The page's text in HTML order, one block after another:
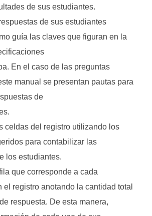
de sus estudiantes.
de sus estudiantes
guía las claves que figuran en la
En el caso de las preguntas
manual se presentan pautas para
de
celdas del registro utilizando los
para contabilizar las
los estudiantes.
que corresponde a cada
el registro anotando la cantidad total
respuesta. De esta manera,